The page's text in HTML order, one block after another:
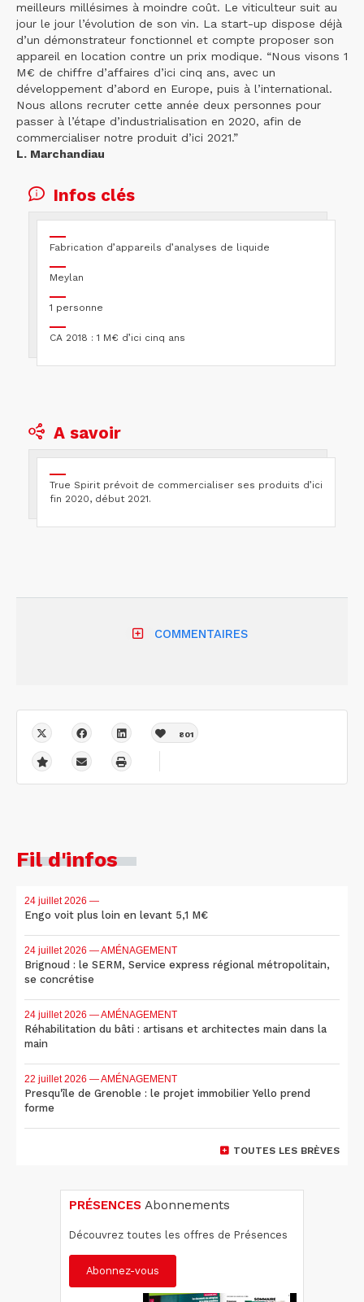
meilleurs millésimes à moindre coût. Le viticulteur suit au
jour le jour l’évolution de son vin. La start-up dispose déjà
d’un démonstrateur fonctionnel et compte proposer son
appareil en location contre un prix modique. “Nous visons 1
M€ de chiffre d’affaires d’ici cinq ans, avec un
développement d’abord en Europe, puis à l’international.
Nous allons recruter cette année deux personnes pour
passer à l’étape d’industrialisation en 2020, afin de
commercialiser notre produit d’ici 2021.”
L. Marchandiau
Infos clés
Fabrication d’appareils d’analyses de liquide
Meylan
1 personne
CA 2018 : 1 M€ d’ici cinq ans
A savoir
True Spirit prévoit de commercialiser ses produits d’ici
fin 2020, début 2021.
COMMENTAIRES
801
Fil d'infos
24 juillet 2026 —
Engo voit plus loin en levant 5,1 M€
24 juillet 2026 — AMÉNAGEMENT
Brignoud : le SERM, Service express régional métropolitain,
se concrétise
24 juillet 2026 — AMÉNAGEMENT
Réhabilitation du bâti : artisans et architectes main dans la
main
22 juillet 2026 — AMÉNAGEMENT
Presqu'île de Grenoble : le projet immobilier Yello prend
forme
TOUTES LES BRÈVES
PRÉSENCES Abonnements
Découvrez toutes les offres de Présences
Abonnez-vous